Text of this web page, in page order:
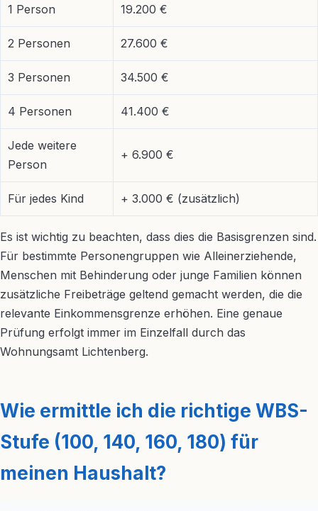
1 Person 19.200 €
2 Personen 27.600 €
3 Personen 34.500 €
4 Personen 41.400 €
Jede weitere
Person
+ 6.900 €
Für jedes Kind + 3.000 € (zusätzlich)
Es ist wichtig zu beachten, dass dies die Basisgrenzen sind.
Für bestimmte Personengruppen wie Alleinerziehende,
Menschen mit Behinderung oder junge Familien können
zusätzliche Freibeträge geltend gemacht werden, die die
relevante Einkommensgrenze erhöhen. Eine genaue
Prüfung erfolgt immer im Einzelfall durch das
Wohnungsamt Lichtenberg.
Wie ermittle ich die richtige WBS-
Stufe (100, 140, 160, 180) für
meinen Haushalt?